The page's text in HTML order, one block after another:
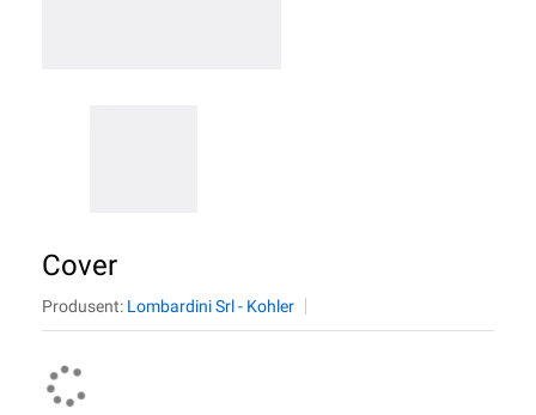
Cover
Produsent: Lombardini Srl - Kohler